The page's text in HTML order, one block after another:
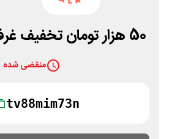
50 هزار تومان تخفیف غرفه کنجد باسلام
منقضی شده
tv88mim73n